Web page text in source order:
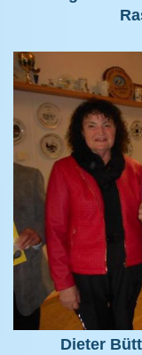
Dieter